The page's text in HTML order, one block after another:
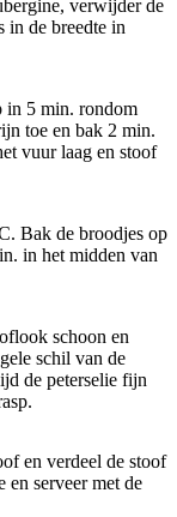
verwijder de
in de breedte in
in 5 min. rondom
toe en bak 2 min.
vuur laag en stoof
Bak de broodjes op
in het midden van
schoon en
schil van de
de peterselie fijn
en verdeel de stoof
en serveer met de